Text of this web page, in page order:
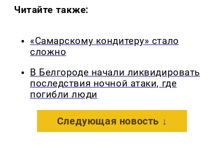
Читайте также:
«Самарскому кондитеру» стало
сложно
В Белгороде начали ликвидировать
последствия ночной атаки, где
погибли люди
Следующая новость ↓